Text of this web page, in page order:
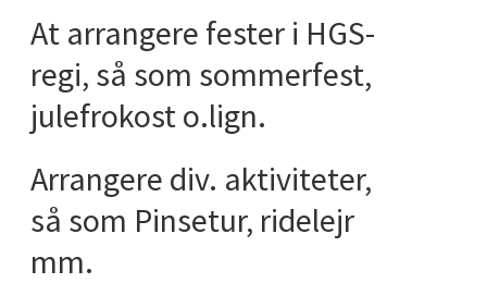
At arrangere fester i HGS-
regi, så som sommerfest,
julefrokost o.lign.
Arrangere div. aktiviteter,
så som Pinsetur, ridelejr
mm.